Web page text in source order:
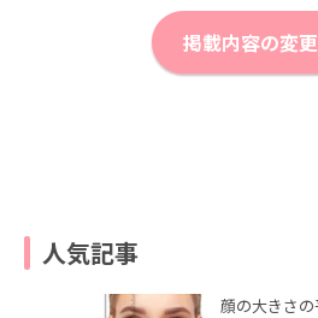
掲載内容の変
人気記事
顔の大きさ